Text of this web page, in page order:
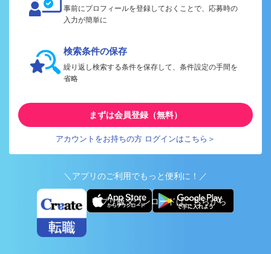
事前にプロフィールを登録しておくことで、応募時の
入力が簡単に
検索条件の保存
繰り返し検索する条件を保存して、条件設定の手間を
省略
まずは会員登録（無料）
アカウントをお持ちの方 ログインはこちら＞
＼アプリのご利用でもっと便利に！／
アプリ版ダウンロードはこちらから